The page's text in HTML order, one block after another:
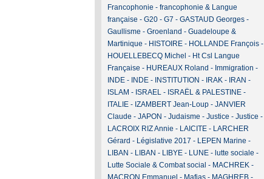
Francophonie - francophonie & Langue
française - G20- G7 - GASTAUD Georges-
Gaullisme - Groenland - Guadeloupe &
Martinique - HISTOIRE- HOLLANDE François-
HOUELLEBECQ Michel - Ht Csl Langue
Française - HUREAUX Roland - Immigration -
INDE- INDE- INSTITUTION - IRAK- IRAN -
ISLAM - ISRAEL- ISRAËL & PALESTINE-
ITALIE- IZAMBERT Jean-Loup- JANVIER
Claude - JAPON - Judaisme - Justice - Justice -
LACROIX RIZ Annie - LAICITE- LARCHER
Gérard - Législative 2017 - LEPEN Marine -
LIBAN - LIBAN - LIBYE- LUNE- lutte sociale -
Lutte Sociale & Combat social - MACHREK-
MACRON Emmanuel - Mafias- MAGHREB-